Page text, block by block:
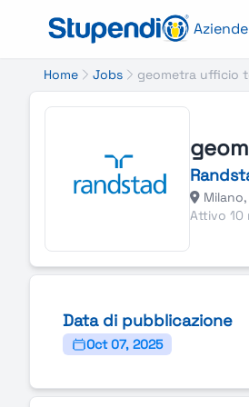
Aziende
Home Jobs geometra ufficio
Attivo 10
Data di pubblicazione
Oct 07, 2025